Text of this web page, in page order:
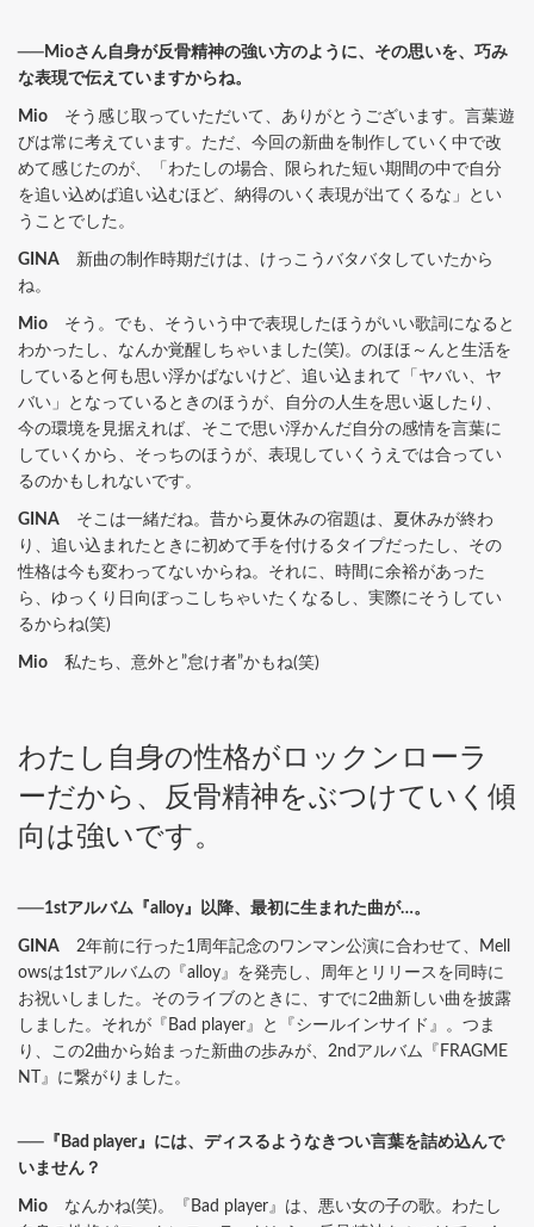
──Mioさん自身が反骨精神の強い方のように、その思いを、巧み
な表現で伝えていますからね。
Mio そう感じ取っていただいて、ありがとうございます。言葉遊
びは常に考えています。ただ、今回の新曲を制作していく中で改
めて感じたのが、「わたしの場合、限られた短い期間の中で自分
を追い込めば追い込むほど、納得のいく表現が出てくるな」とい
うことでした。
GINA 新曲の制作時期だけは、けっこうバタバタしていたから
ね。
Mio そう。でも、そういう中で表現したほうがいい歌詞になると
わかったし、なんか覚醒しちゃいました(笑)。のほほ～んと生活を
していると何も思い浮かばないけど、追い込まれて「ヤバい、ヤ
バい」となっているときのほうが、自分の人生を思い返したり、
今の環境を見据えれば、そこで思い浮かんだ自分の感情を言葉に
していくから、そっちのほうが、表現していくうえでは合ってい
るのかもしれないです。
GINA そこは一緒だね。昔から夏休みの宿題は、夏休みが終わ
り、追い込まれたときに初めて手を付けるタイプだったし、その
性格は今も変わってないからね。それに、時間に余裕があった
ら、ゆっくり日向ぼっこしちゃいたくなるし、実際にそうしてい
るからね(笑)
Mio 私たち、意外と”怠け者”かもね(笑)
わたし自身の性格がロックンローラ
ーだから、反骨精神をぶつけていく傾
向は強いです。
──1stアルバム『alloy』以降、最初に生まれた曲が…。
GINA 2年前に行った1周年記念のワンマン公演に合わせて、Mell
owsは1stアルバムの『alloy』を発売し、周年とリリースを同時に
お祝いしました。そのライブのときに、すでに2曲新しい曲を披露
しました。それが『Bad player』と『シールインサイド』。つま
り、この2曲から始まった新曲の歩みが、2ndアルバム『FRAGME
NT』に繋がりました。
──『Bad player』には、ディスるようなきつい言葉を詰め込んで
いません？
Mio なんかね(笑)。『Bad player』は、悪い女の子の歌。わたし